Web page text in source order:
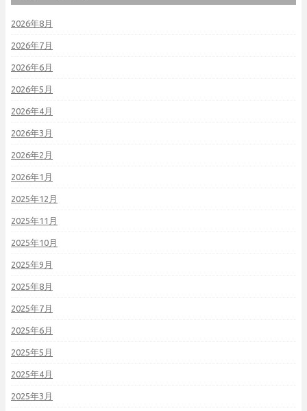
2026年8月
2026年7月
2026年6月
2026年5月
2026年4月
2026年3月
2026年2月
2026年1月
2025年12月
2025年11月
2025年10月
2025年9月
2025年8月
2025年7月
2025年6月
2025年5月
2025年4月
2025年3月